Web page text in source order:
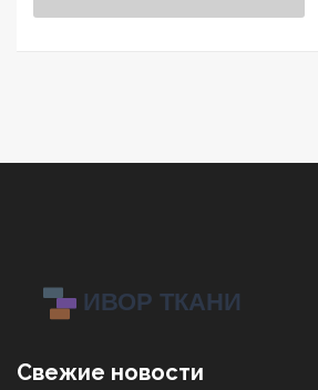
Свежие новости